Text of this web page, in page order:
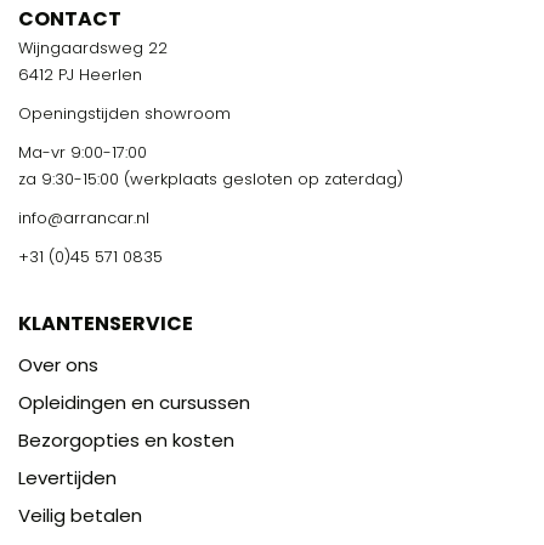
CONTACT
Wijngaardsweg 22
6412 PJ Heerlen
Openingstijden showroom
Ma-vr 9:00-17:00
za 9:30-15:00 (werkplaats gesloten op zaterdag)
info@arrancar.nl
+31 (0)45 571 0835
KLANTENSERVICE
Over ons
Opleidingen en cursussen
Bezorgopties en kosten
Levertijden
Veilig betalen